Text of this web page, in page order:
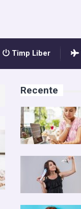
Timp Liber
Recente